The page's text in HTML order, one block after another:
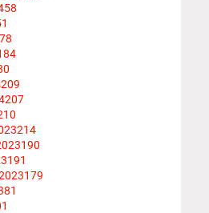
58
209
207
214
190
191
179
81